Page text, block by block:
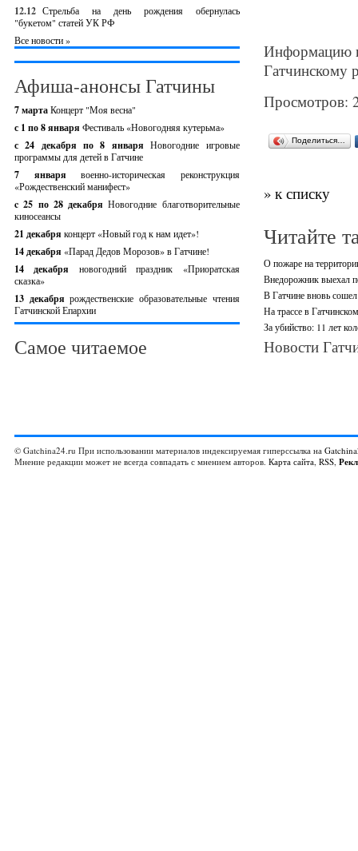
12.12 Стрельба на день рождения обернулась
"букетом" статей УК РФ
Все новости »
Афиша-анонсы Гатчины
7 мартаКонцерт "Моя весна"
с 1 по 8 января Фестиваль «Новогодняя кутерьма»
с 24 декабря по 8 январяНовогодние игровые
программы для детей в Гатчине
7 январявоенно-историческая реконструкция
«Рождественский манифест»
c 25 по 28 декабряНовогодние благотворительные
киносеансы
21 декабря концерт «Новый год к нам идет»!
14 декабря «Парад Дедов Морозов» в Гатчине!
14 декабря новогодний праздник «Приоратская
сказка»
13 декабрярождественские образовательные чтения
Гатчинской Епархии
Самое читаемое
Информацию
Просмотров:
Поделиться…
» к списку
Читайте
О пожаре на
Внедорожник выехал
В Гатчине вновь сошел
На трассе в
За убийство: 11 лет
Новости
© Gatchina24.ru При использовании материалов индексируемая гиперссылка на
Мнение редакции может не всегда совпадать с мнением авторов. Карта сайта, RSS,